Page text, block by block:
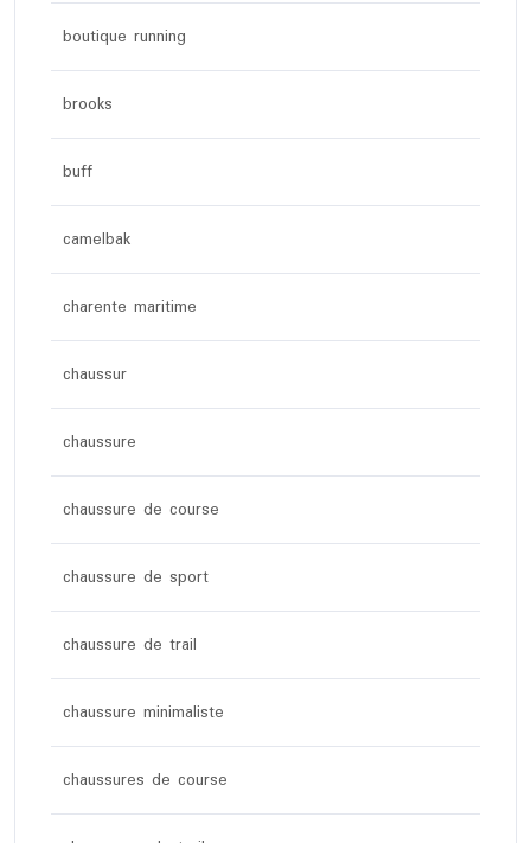
boutique running
brooks
buff
camelbak
charente maritime
chaussur
chaussure
chaussure de course
chaussure de sport
chaussure de trail
chaussure minimaliste
chaussures de course